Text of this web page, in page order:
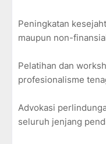
Peningkatan
maupun non-
Pelatihan dan
profesionalisme
Advokasi
seluruh jenjang